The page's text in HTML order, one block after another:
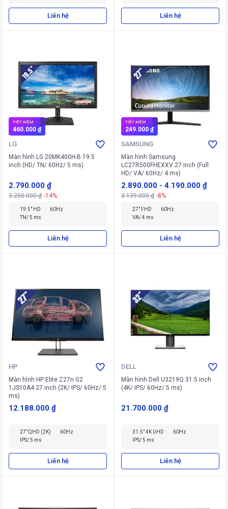
Liên hệ Liên hệ
TIẾT KIỆM
460.000 ₫
LG
Màn hình LG 20MK400H-B 19.5
inch (HD/ TN/ 60Hz/ 5 ms)
2.790.000 ₫
3.250.000 ₫ -14%
19.5" HD
60Hz
TN/ 5 ms
Liên hệ
TIẾT KIỆM
249.000 ₫
SAMSUNG
Màn hình Samsung
LC27R500FHEXXV 27 inch (Full
HD/ VA/ 60Hz/ 4 ms)
2.890.000 - 4.190.000 ₫
3.139.000 ₫ -8%
27" FHD
60Hz
VA/ 4 ms
Liên hệ
HP
Màn hình HP Elite Z27n G2
1JS10A4 27 inch (2K/ IPS/ 60Hz/ 5
ms)
12.188.000 ₫
27" QHD (2K)
60Hz
IPS/ 5 ms
Liên hệ
DELL
Màn hình Dell U3219Q 31.5 inch
(4K/ IPS/ 60Hz/ 5 ms)
21.700.000 ₫
31.5" 4K UHD
60Hz
IPS/ 5 ms
Liên hệ